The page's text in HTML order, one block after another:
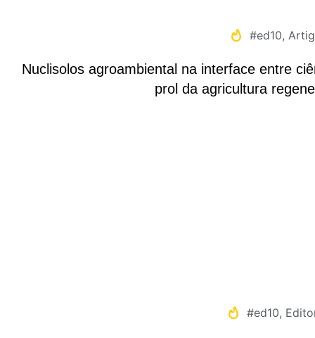
#ed10,
Nuclisolos agroambiental na interface entre
prol da agricultura
#ed10,